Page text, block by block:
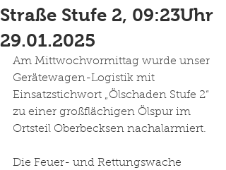
Straße Stufe 2, 09:23Uhr
29.01.2025
Am Mittwochvormittag wurde unser
Gerätewagen-Logistik mit
Einsatzstichwort „Ölschaden Stufe 2“
zu einer großflächigen Ölspur im
Ortsteil Oberbecksen nachalarmiert.
Die Feuer- und Rettungswache